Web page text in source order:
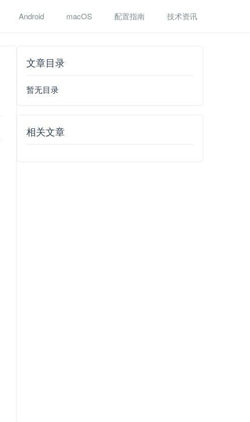
Android macOS 配置指南 技术资讯
文章目录
暂无目录
相关文章